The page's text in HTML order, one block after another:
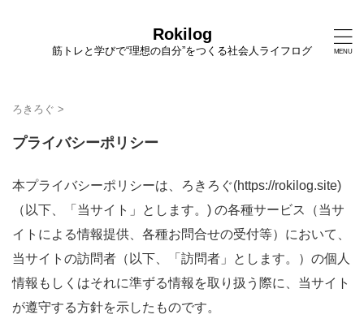
Rokilog
筋トレと学びで“理想の自分”をつくる社会人ライフログ
ろきろぐ >
プライバシーポリシー
本プライバシーポリシーは、ろきろぐ(https://rokilog.site)
（以下、「当サイト」とします。) の各種サービス（当サ
イトによる情報提供、各種お問合せの受付等）において、
当サイトの訪問者（以下、「訪問者」とします。）の個人
情報もしくはそれに準ずる情報を取り扱う際に、当サイト
が遵守する方針を示したものです。